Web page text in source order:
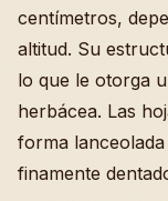
centímetros,
altitud. Su
lo que le otorga
herbácea. Las
forma
finamente